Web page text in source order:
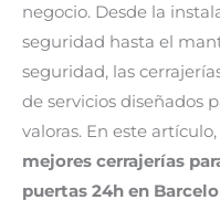
negocio. Desde la
seguridad hasta el
seguridad, las
de servicios diseñados
valoras. En este
mejores cerrajerías
puertas 24h en